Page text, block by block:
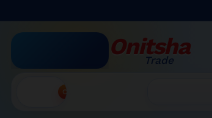
Onitsha
Trade
Accueil